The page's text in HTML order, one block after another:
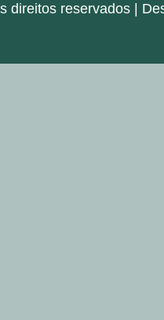
direitos reservados |